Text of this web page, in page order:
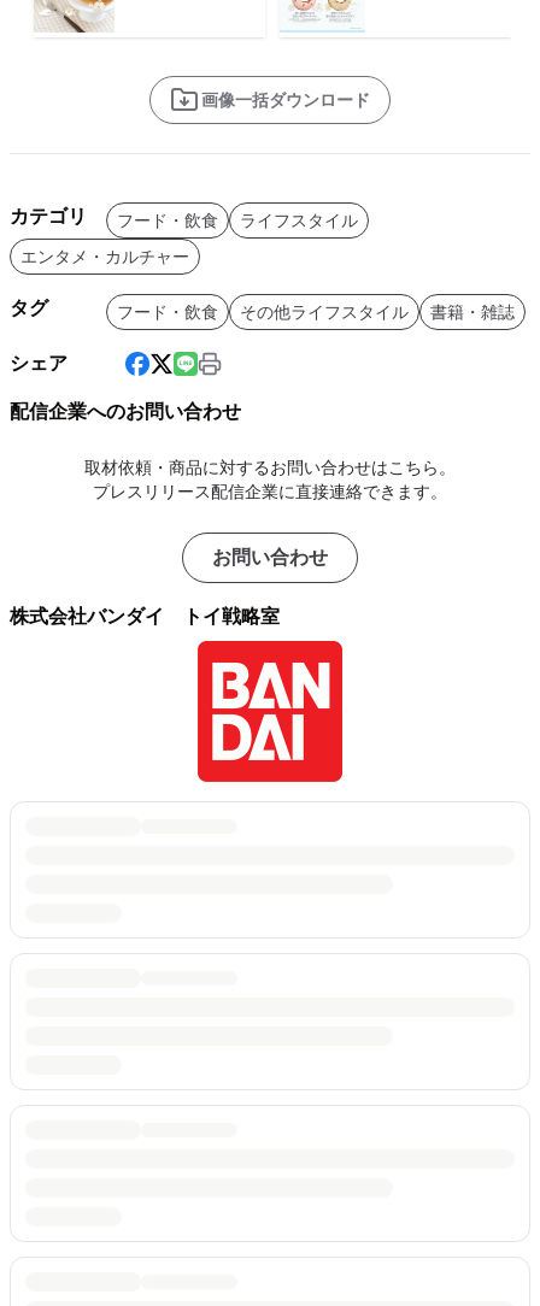
画像一括ダウンロード
カテゴリ フード・飲食
ライフスタイル
エンタメ・カルチャー
タグ フード・飲食 その他ライフスタイル 書籍・雑誌
シェア
配信企業へのお問い合わせ
取材依頼・商品に対するお問い合わせはこちら。
プレスリリース配信企業に直接連絡できます。
お問い合わせ
株式会社バンダイ トイ戦略室